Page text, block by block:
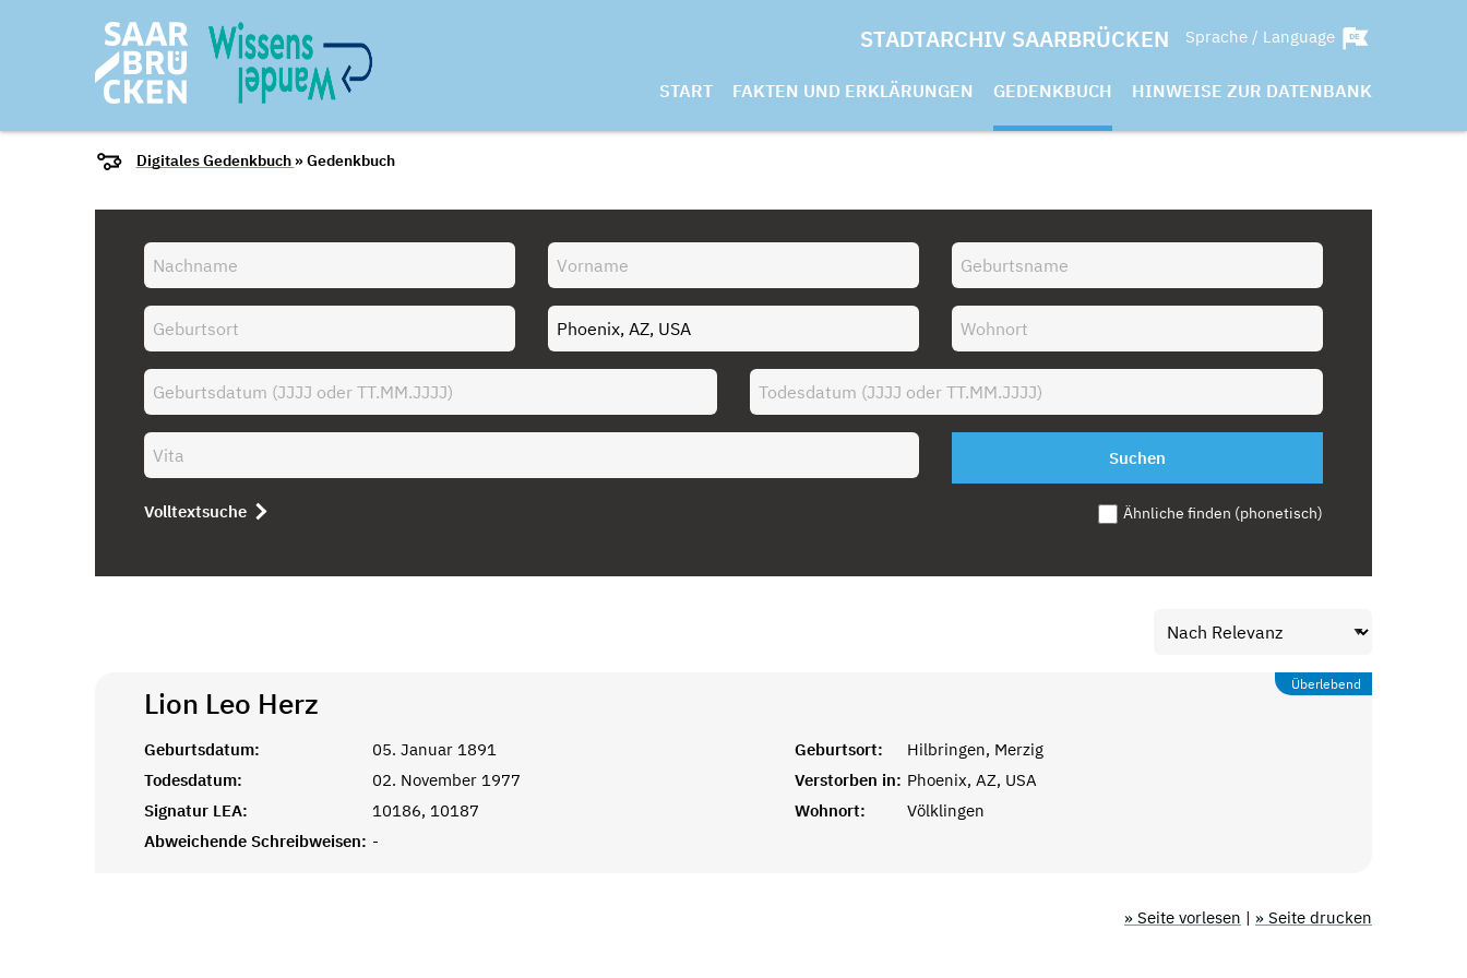
STADTARCHIV SAARBRÜCKEN Sprache / Language
START FAKTEN UND ERKLÄRUNGEN GEDENKBUCH HINWEISE ZUR DATENBANK
Digitales Gedenkbuch » Gedenkbuch
Suchen
Volltextsuche Ähnliche finden (phonetisch)
Überlebend
Lion Leo Herz
Geburtsdatum: 05. Januar 1891 Geburtsort:
Hilbringen, Merzig
Todesdatum:
02. November 1977 Verstorben in: Phoenix, AZ, USA
Signatur LEA:
10186, 10187 Wohnort:
Völklingen
Abweichende Schreibweisen: -
» Seite vorlesen | » Seite drucken